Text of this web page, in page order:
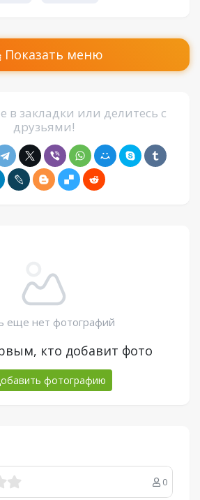
Показать меню
в закладки или делитесь с
друзьями!
еще нет фотографий
кто добавит фото
фотографию
0